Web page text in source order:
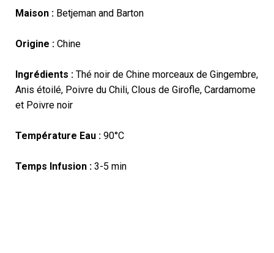
Maison : Betjeman and Barton
Origine : Chine
Ingrédients : Thé noir de Chine morceaux de Gingembre,
Anis étoilé, Poivre du Chili, Clous de Girofle, Cardamome
et Poivre noir
Température Eau : 90°C
Temps Infusion : 3-5 min